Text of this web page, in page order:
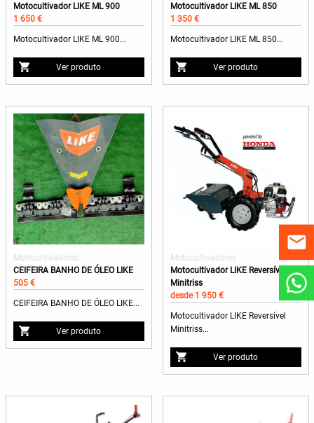
Motocultivador LIKE ML 900
1 650 €
Motocultivador LIKE ML 900...
Ver produto
Motocultivador LIKE ML 850
1 350 €
Motocultivador LIKE ML 850...
Ver produto
Motocultivadores
CEIFEIRA BANHO DE ÓLEO LIKE
505 €
CEIFEIRA BANHO DE ÓLEO LIKE...
Ver produto
Motocultivadores
Motocultivador LIKE Reversível
Minitriss
desde 1 950 €
Motocultivador LIKE Reversível
Minitriss...
Ver produto